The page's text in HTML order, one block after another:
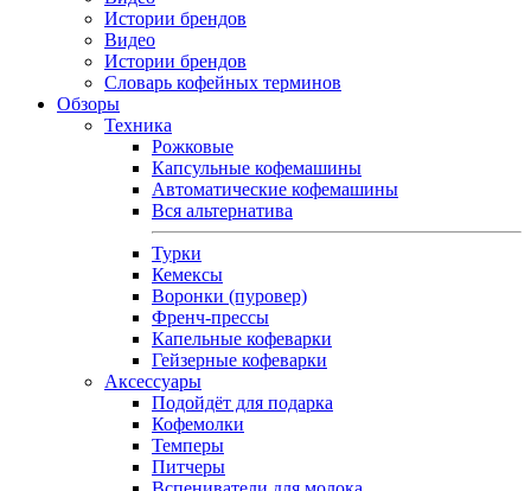
Истории брендов
Видео
Истории брендов
Словарь кофейных терминов
Обзоры
Техника
Рожковые
Капсульные кофемашины
Автоматические кофемашины
Вся альтернатива
Турки
Кемексы
Воронки (пуровер)
Френч-прессы
Капельные кофеварки
Гейзерные кофеварки
Аксессуары
Подойдёт для подарка
Кофемолки
Темперы
Питчеры